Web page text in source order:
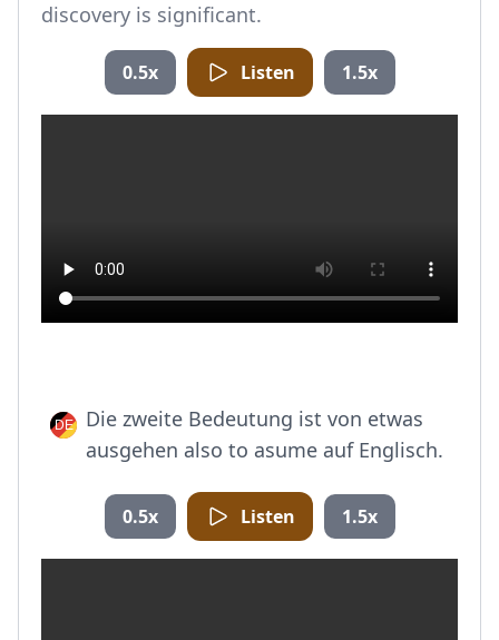
discovery is significant.
0.5x Listen 1.5x
Die zweite Bedeutung ist von etwas
ausgehen also to asume auf Englisch.
0.5x Listen 1.5x